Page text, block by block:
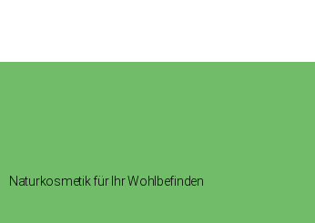
Naturkosmetik für Ihr Wohlbefinden